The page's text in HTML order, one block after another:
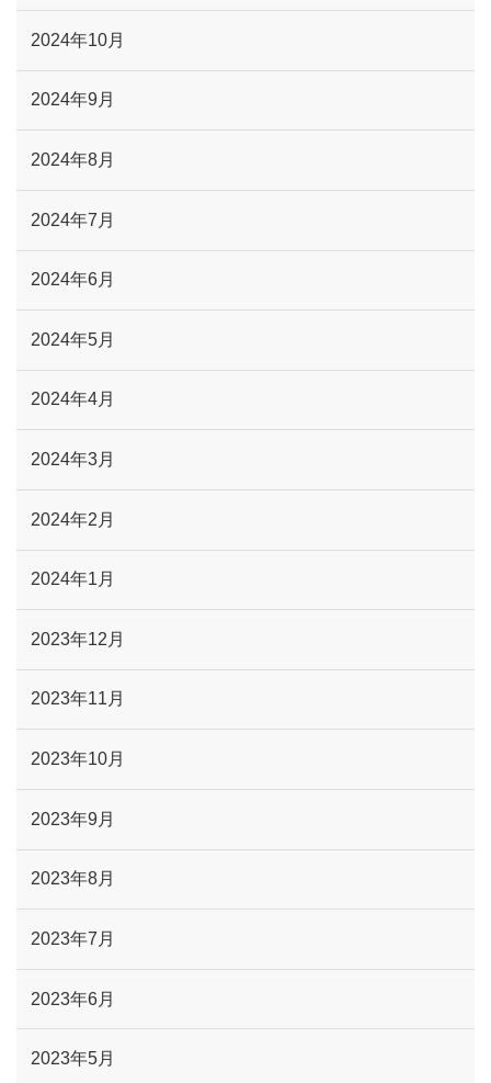
2024年10月
2024年9月
2024年8月
2024年7月
2024年6月
2024年5月
2024年4月
2024年3月
2024年2月
2024年1月
2023年12月
2023年11月
2023年10月
2023年9月
2023年8月
2023年7月
2023年6月
2023年5月